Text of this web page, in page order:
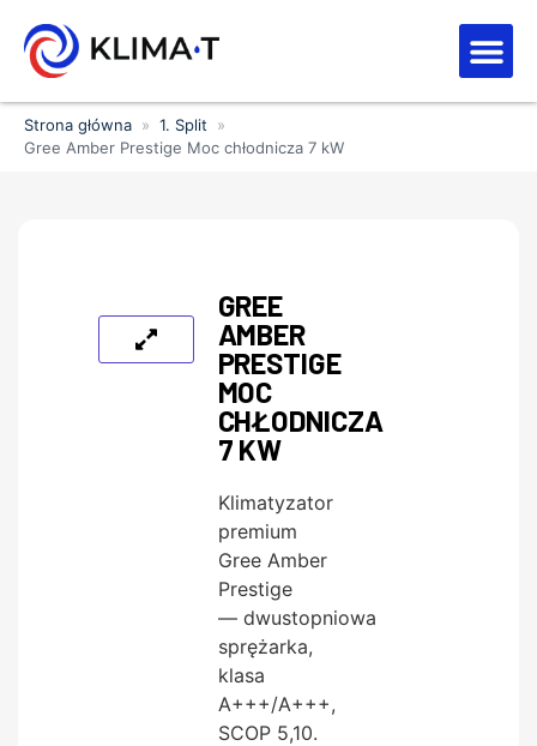
Strona główna » 1. Split
»
Gree Amber Prestige Moc chłodnicza 7 kW
GREE
AMBER
PRESTIGE
MOC
CHŁODNICZA
7 KW
Klimatyzator
premium
Gree Amber
Prestige
— dwustopniowa
sprężarka,
klasa
A+++/A+++,
SCOP 5,10.